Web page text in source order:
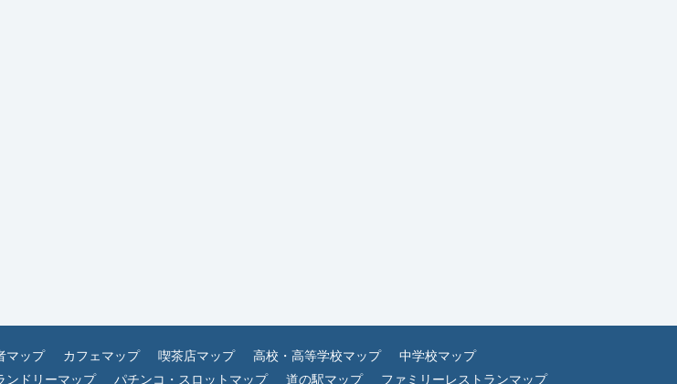
マップ カフェマップ 喫茶店マップ 高校・高等学校マップ
中学校マップ
ンドリーマップ パチンコ・スロットマップ 道の駅マップ ファミリーレストランマップ